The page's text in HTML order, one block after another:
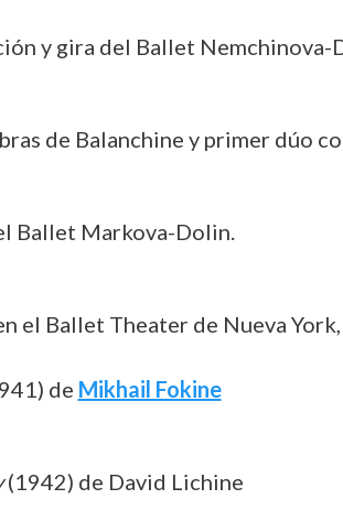
y gira del Ballet Nemchinova-
de Balanchine y primer dúo
Ballet Markova-Dolin.
el Ballet Theater de Nueva
de Mikhail Fokine
(1942) de David Lichine